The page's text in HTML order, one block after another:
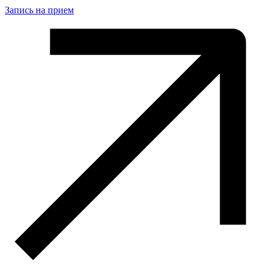
Запись на прием